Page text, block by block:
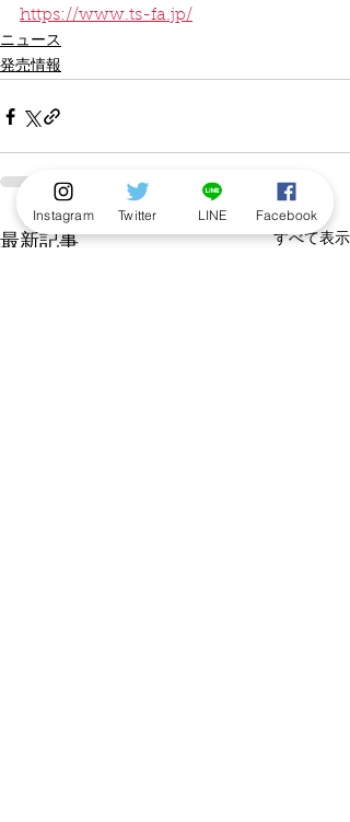
https://www.ts-fa.jp/
ニュース
発売情報
最新記事 すべて表示
Instagram Twitter LINE Facebook